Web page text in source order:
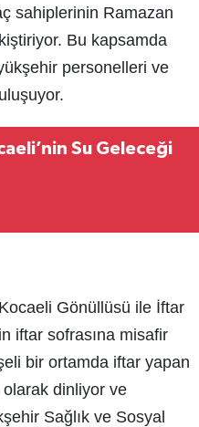
sahiplerinin Ramazan
Bu kapsamda
personelleri ve
Su Geleceği
Gönüllüsü ile İftar
iftar sofrasına misafir
bir ortamda iftar yapan
dinliyor ve
Sağlık ve Sosyal